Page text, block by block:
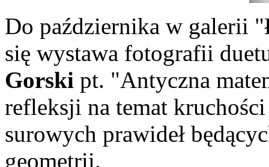
Do października w galerii
się wystawa fotografii
Gorski pt. "Antyczna
refleksji na temat
surowych prawideł
geometrii.